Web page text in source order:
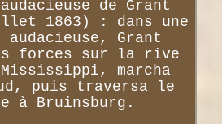
audacieuse de Grant
1863) : dans une
audacieuse, Grant
forces sur la rive
marcha
puis traversa le
à Bruinsburg.